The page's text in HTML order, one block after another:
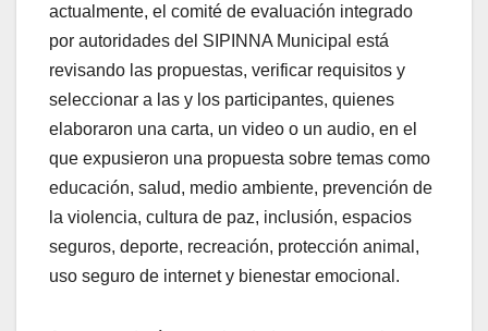
actualmente, el comité de evaluación integrado
por autoridades del SIPINNA Municipal está
revisando las propuestas, verificar requisitos y
seleccionar a las y los participantes, quienes
elaboraron una carta, un video o un audio, en el
que expusieron una propuesta sobre temas como
educación, salud, medio ambiente, prevención de
la violencia, cultura de paz, inclusión, espacios
seguros, deporte, recreación, protección animal,
uso seguro de internet y bienestar emocional.